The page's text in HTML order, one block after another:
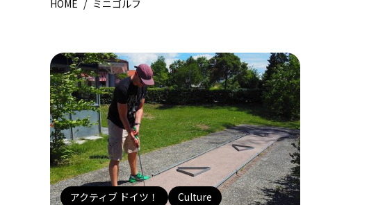
HOME / ミニゴルフ
アクティブ ドイツ！ Culture